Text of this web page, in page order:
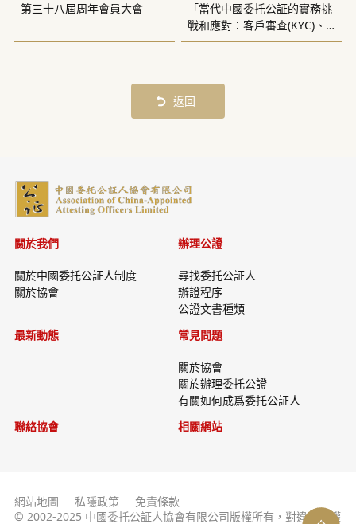
第三十八屆周年會員大會
「當代中國委托公証的實務挑
戰和應對：客戶審查(KYC)、
反洗錢(AML)的合規風險」講
返回
關於我們
關於中國委托公証人制度
關於協會
辦理公證
尋找委托公証人
辦證程序
公證文書種類
最新動態
常見問題
關於協會
關於辦理委托公證
有關如何成爲委托公証人
聯絡協會
相關網站
網站地圖 私隱政策
免責條款
© 2002-2025 中國委托公証人協會有限公司版權所有，對違反版權